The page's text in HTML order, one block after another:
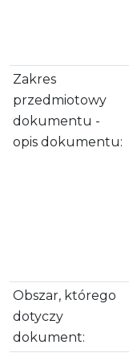
Zakres
przedmiotowy
dokumentu -
opis dokumentu:
Obszar, którego
dotyczy
dokument: